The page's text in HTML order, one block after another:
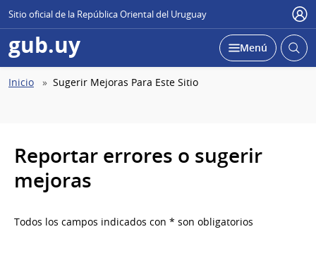
Sitio oficial de la República Oriental del Uruguay
gub.uy Abierta
Desplegar
Menú Abrir
Ruta
Inicio Sugerir Mejoras Para Este Sitio
Reportar errores o sugerir
mejoras
Todos los campos indicados con * son obligatorios